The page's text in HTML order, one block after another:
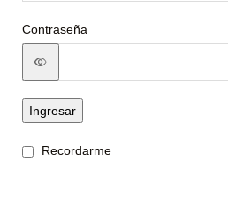
Contraseña
Ingresar
Recordarme